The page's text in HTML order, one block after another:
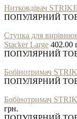
Нитковдівач STRIKE
ПОПУЛЯРНИЙ
Ступка для
Stacker Large 402.00
ПОПУЛЯРНИЙ
Бобінотримач
ПОПУЛЯРНИЙ
Бобінотримач
грн.